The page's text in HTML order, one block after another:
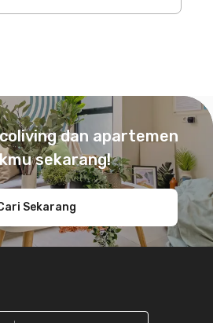
dan apartemen
sekarang!
Sekarang